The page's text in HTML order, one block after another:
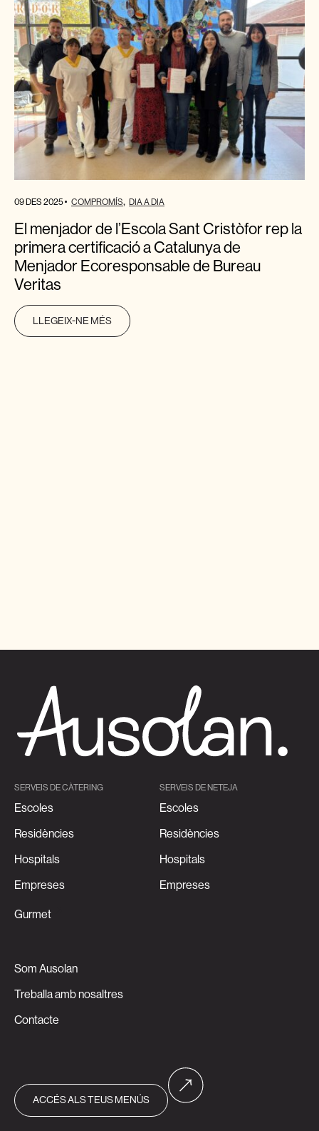
09 DES 2025 COMPROMÍS DIA A DIA
El menjador de l’Escola Sant Cristòfor rep la
primera certificació a Catalunya de
Menjador Ecoresponsable de Bureau
Veritas
LLEGEIX-NE MÉS
SERVEIS DE CÀTERING
Escoles
Residències
Hospitals
Empreses
Gurmet
SERVEIS DE NETEJA
Escoles
Residències
Hospitals
Empreses
Som Ausolan
Treballa amb nosaltres
Contacte
ACCÉS ALS TEUS MENÚS